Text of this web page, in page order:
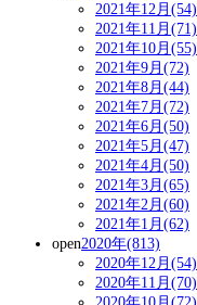
2021年12月(54)
2021年11月(71)
2021年10月(55)
2021年9月(72)
2021年8月(44)
2021年7月(72)
2021年6月(50)
2021年5月(47)
2021年4月(50)
2021年3月(65)
2021年2月(60)
2021年1月(62)
open2020年(813)
2020年12月(54)
2020年11月(70)